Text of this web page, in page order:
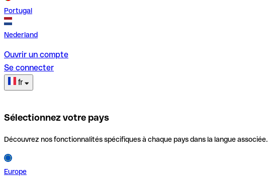
Portugal
Nederland
Ouvrir un compte
Se connecter
fr
Sélectionnez votre pays
Découvrez nos fonctionnalités spécifiques à chaque pays dans la langue associée.
Europe